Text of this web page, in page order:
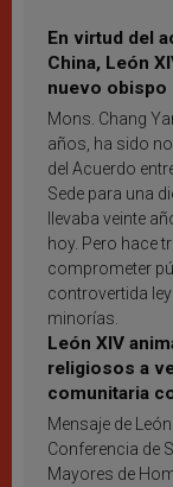
En virtud del
China, León
nuevo obispo
Mons. Chang
años, ha sido
del Acuerdo
Sede para una
llevaba veinte
hoy. Pero hace
comprometer
controvertida
minorías.
León XIV
religiosos a
comunitaria
inspiración y
Mensaje de
Conferencia de
Mayores de